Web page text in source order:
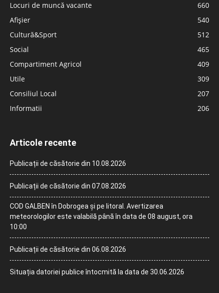
Locuri de muncă vacante
660
Afișier
540
Cultură&Sport
512
Social
465
Compartiment Agricol
409
Utile
309
Consiliul Local
207
Informatii
206
Articole recente
Publicații de căsătorie din 10.08.2026
Publicații de căsătorie din 07.08.2026
COD GALBEN în Dobrogea și pe litoral. Avertizarea
meteorologilor este valabilă până în data de 08 august, ora
10:00
Publicații de căsătorie din 06.08.2026
Situația datoriei publice întocmită la data de 30.06.2026